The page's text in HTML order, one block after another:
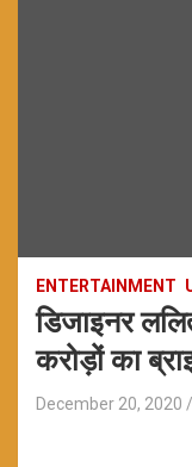
ENTERTAINMENT
डिजाइनर
करोड़ों का
December 20, 2020